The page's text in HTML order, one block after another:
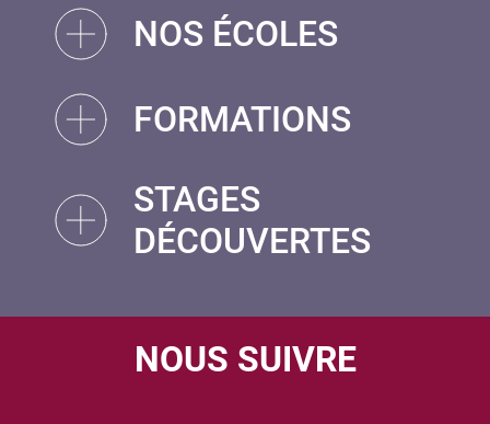
NOS ÉCOLES
FORMATIONS
STAGES
DÉCOUVERTES
NOUS SUIVRE